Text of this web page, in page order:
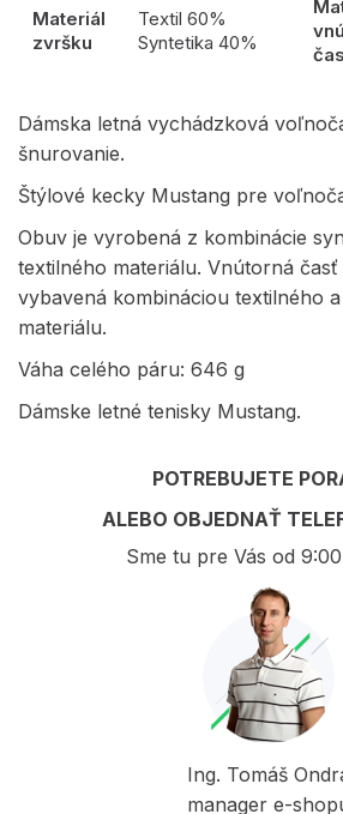
Materiál
zvršku
Textil 60%
Syntetika 40%
Dámska letná vychádzková
šnurovanie.
Štýlové kecky Mustang pre
Obuv je vyrobená z kombinácie
textilného materiálu. Vnútorná časť
vybavená kombináciou textilného
materiálu.
Váha celého páru: 646 g
Dámske letné tenisky Mustang.
POTREBUJETE
ALEBO OBJEDNAŤ
Sme tu pre Vás od
Ing. Tomáš
manager e-